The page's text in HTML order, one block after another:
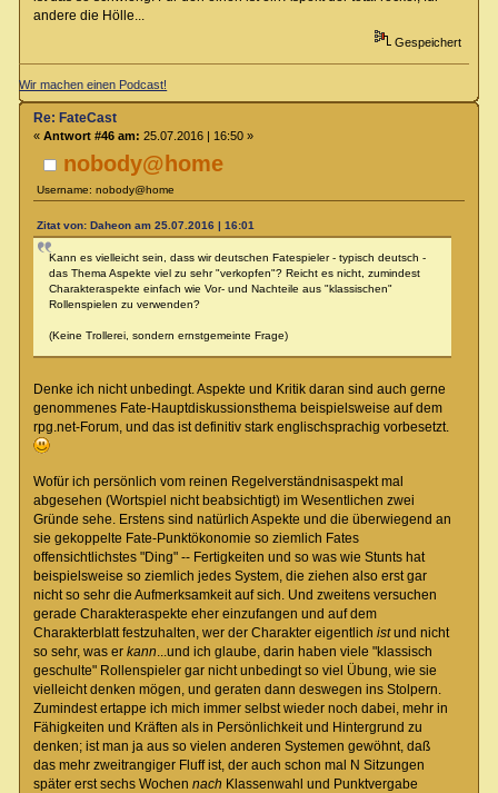
andere die Hölle...
Gespeichert
Wir machen einen Podcast!
nobody@home
Username: nobody@home
Re: FateCast
« Antwort #46 am: 25.07.2016 | 16:50 »
Zitat von: Daheon am 25.07.2016 | 16:01
Kann es vielleicht sein, dass wir deutschen Fatespieler - typisch deutsch -
das Thema Aspekte viel zu sehr "verkopfen"? Reicht es nicht, zumindest
Charakteraspekte einfach wie Vor- und Nachteile aus "klassischen"
Rollenspielen zu verwenden?
(Keine Trollerei, sondern ernstgemeinte Frage)
Denke ich nicht unbedingt. Aspekte und Kritik daran sind auch gerne
genommenes Fate-Hauptdiskussionsthema beispielsweise auf dem
rpg.net-Forum, und das ist definitiv stark englischsprachig vorbesetzt.
Wofür ich persönlich vom reinen Regelverständnisaspekt mal
abgesehen (Wortspiel nicht beabsichtigt) im Wesentlichen zwei
Gründe sehe. Erstens sind natürlich Aspekte und die überwiegend an
sie gekoppelte Fate-Punktökonomie so ziemlich Fates
offensichtlichstes "Ding" -- Fertigkeiten und so was wie Stunts hat
beispielsweise so ziemlich jedes System, die ziehen also erst gar
nicht so sehr die Aufmerksamkeit auf sich. Und zweitens versuchen
gerade Charakteraspekte eher einzufangen und auf dem
Charakterblatt festzuhalten, wer der Charakter eigentlich istund nicht
so sehr, was er kann ...und ich glaube, darin haben viele "klassisch
geschulte" Rollenspieler gar nicht unbedingt so viel Übung, wie sie
vielleicht denken mögen, und geraten dann deswegen ins Stolpern.
Zumindest ertappe ich mich immer selbst wieder noch dabei, mehr in
Fähigkeiten und Kräften als in Persönlichkeit und Hintergrund zu
denken; ist man ja aus so vielen anderen Systemen gewöhnt, daß
das mehr zweitrangiger Fluff ist, der auch schon mal N Sitzungen
später erst sechs Wochen nach Klassenwahl und Punktvergabe